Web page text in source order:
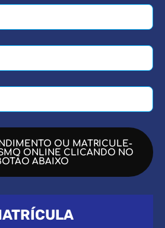
OU MATRICULE-
ONLINE CLICANDO NO
ABAIXO